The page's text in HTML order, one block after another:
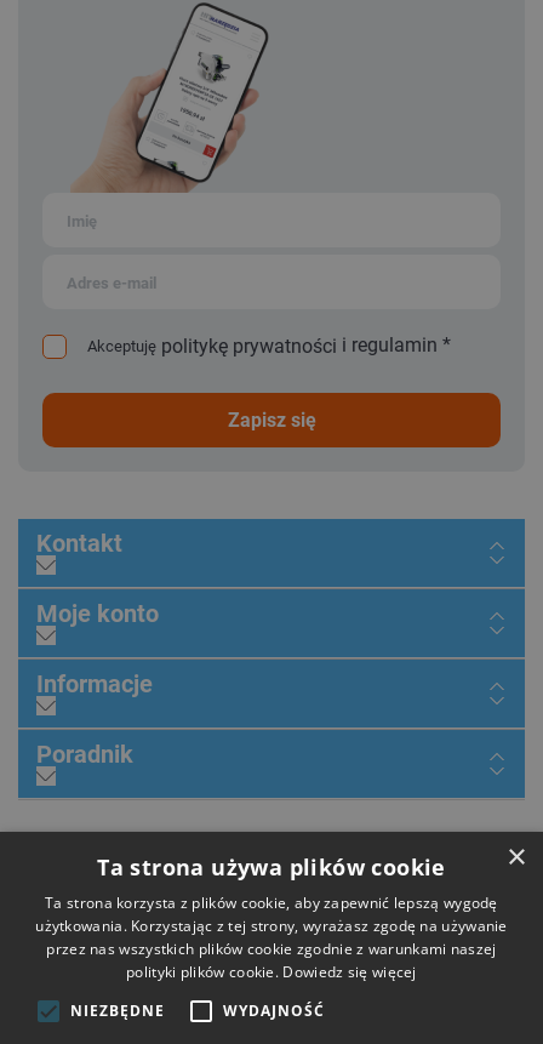
Akceptuję politykę prywatności i regulamin *
zapisz się
Kontakt
Moje konto
Informacje
Poradnik
Płatności
×
Ta strona używa plików cookie
Ta strona korzysta z plików cookie, aby zapewnić lepszą wygodę
użytkowania. Korzystając z tej strony, wyrażasz zgodę na używanie
przez nas wszystkich plików cookie zgodnie z warunkami naszej
polityki plików cookie. Dowiedz się więcej
NIEZBĘDNE
WYDAJNOŚĆ